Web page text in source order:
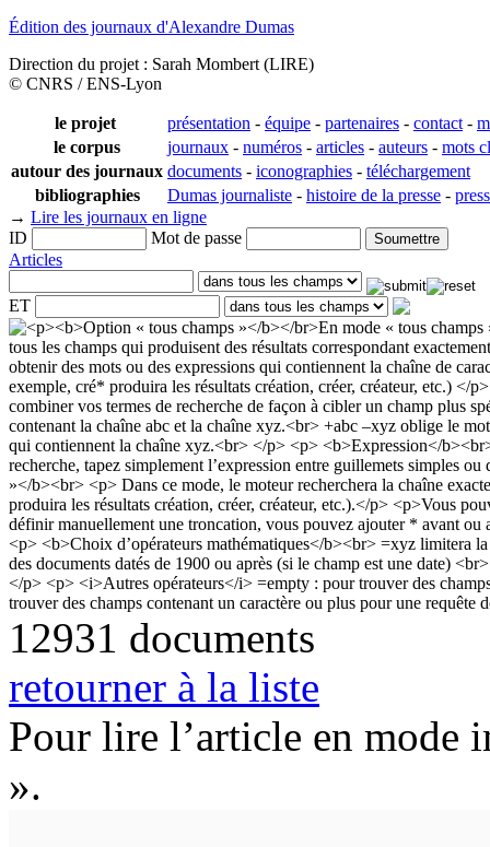
Édition des journaux d'Alexandre Dumas
Direction du projet : Sarah Mombert (LIRE)
© CNRS / ENS-Lyon
le projet présentation - équipe - partenaires - contact -
le corpus
journaux - numéros - articles - auteurs - mots
autour des journaux documents - iconographies - téléchargement
bibliographies
Dumas journaliste - histoire de la presse -
→ Lire les journaux en ligne
ID
Mot de passe
Articles
ET
12931 documents
retourner à la liste
Pour lire l’article en mode
».